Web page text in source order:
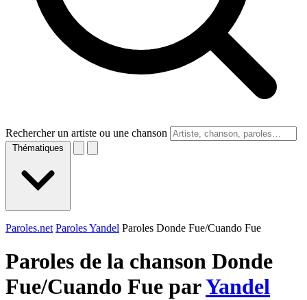
Rechercher un artiste ou une chanson
Thématiques
Paroles.net Paroles Yandel Paroles Donde Fue/Cuando Fue
Paroles de la chanson Donde
Fue/Cuando Fue parYandel